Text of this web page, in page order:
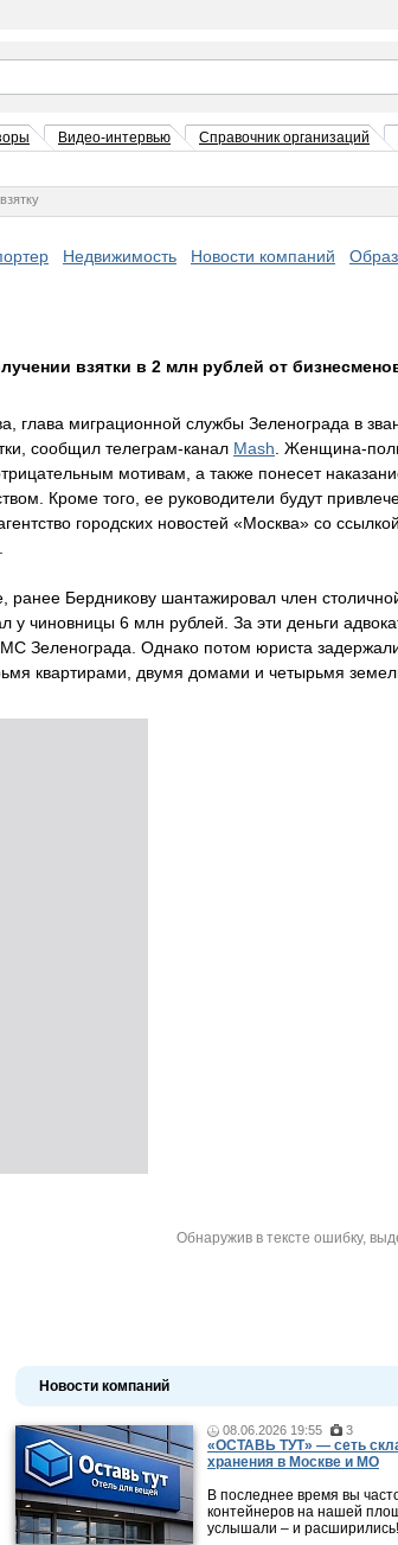
Видео-интервью Справочник организаций
Недвижимость Новости компаний
взятки в 2 млн рублей от
глава миграционной службы Зеленограда в
сообщил телеграм-канал Mash . Женщина-
мотивам, а также понесет
Кроме того, ее руководители будут
городских новостей «Москва» со
Бердникову шантажировал член
чиновницы 6 млн рублей. За эти деньги
Зеленограда. Однако потом юриста
квартирами, двумя домами и четырьмя
Обнаружив в тексте ошибку,
Новости компаний
08.06.2026 19:55 3
«ОСТАВЬ ТУТ» — сеть
хранения в Москве и МО
В последнее время вы
контейнеров на нашей
услышали – и расширились!